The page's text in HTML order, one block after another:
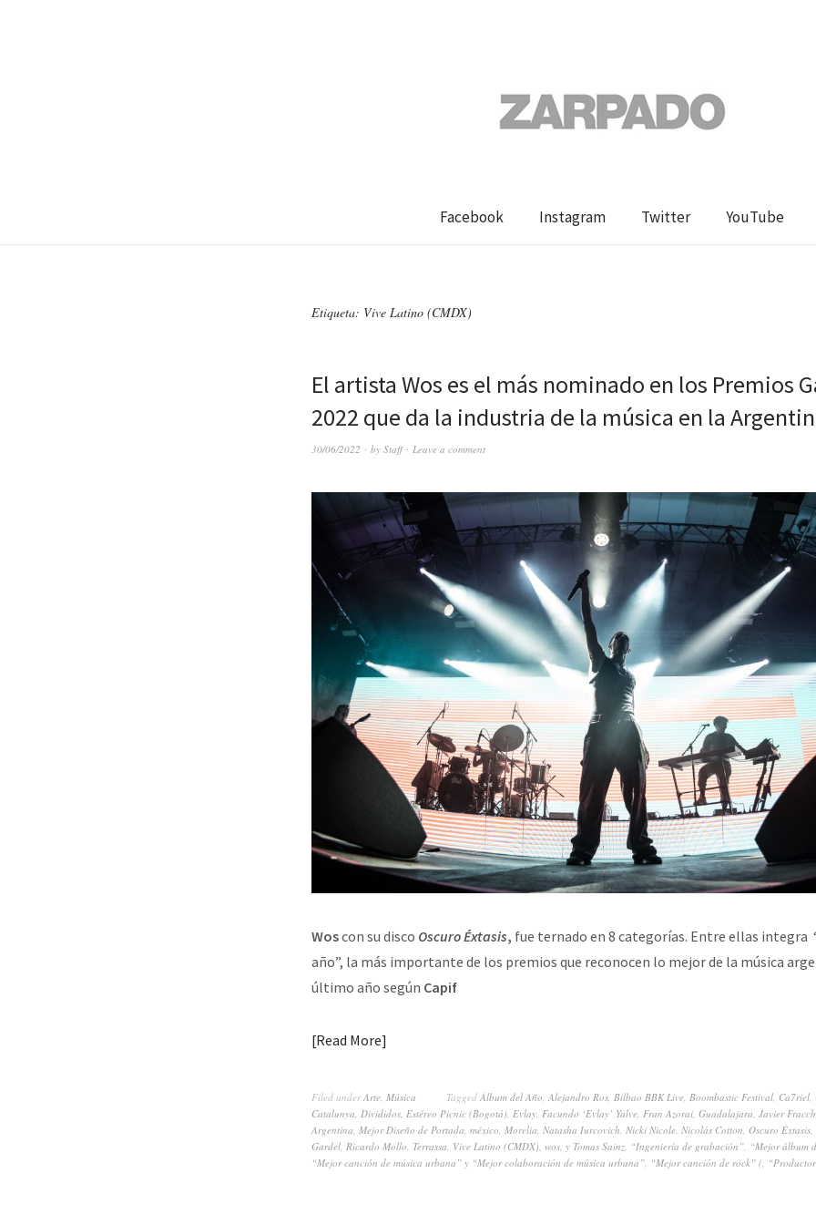
Facebook Instagram Twitter YouTube
Etiqueta: Vive Latino (CMDX)
El artista Wos es el más nominado en los Premios
2022 que da la industria de la música en la
30/06/2022 by Staff Leave a comment
Woscon su disco Oscuro Éxtasis, fue ternado en 8 categorías. Entre ellas integra
año”, la más importante de los premios que reconocen lo mejor de la música
último año según Capif
Read More
Filed underArte, Música Tagged Álbum del Año, Alejandro Ros, Bilbao BBK Live, Boombastic Festival, Ca7riel,
Catalunya, Divididos, Estéreo Picnic (Bogotá), Evlay, Facundo ‘Evlay’ Yalve, Fran Azorai, Guadalajara, Javier
Argentina, Mejor Diseño de Portada, méxico, Morelia, Natasha Iurcovich, Nicki Nicole, Nicolás Cotton, Oscuro Éxtasis,
Gardel, Ricardo Mollo, Terrassa, Vive Latino (CMDX), wos, y Tomas Sainz, “Ingeniería de grabación”, “Mejor álbum
“Mejor canción de música urbana” y “Mejor colaboración de música urbana”, “Mejor canción de rock” (,